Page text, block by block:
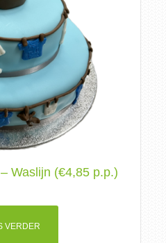
Waslijn (€4,85 p.p.)
VERDER